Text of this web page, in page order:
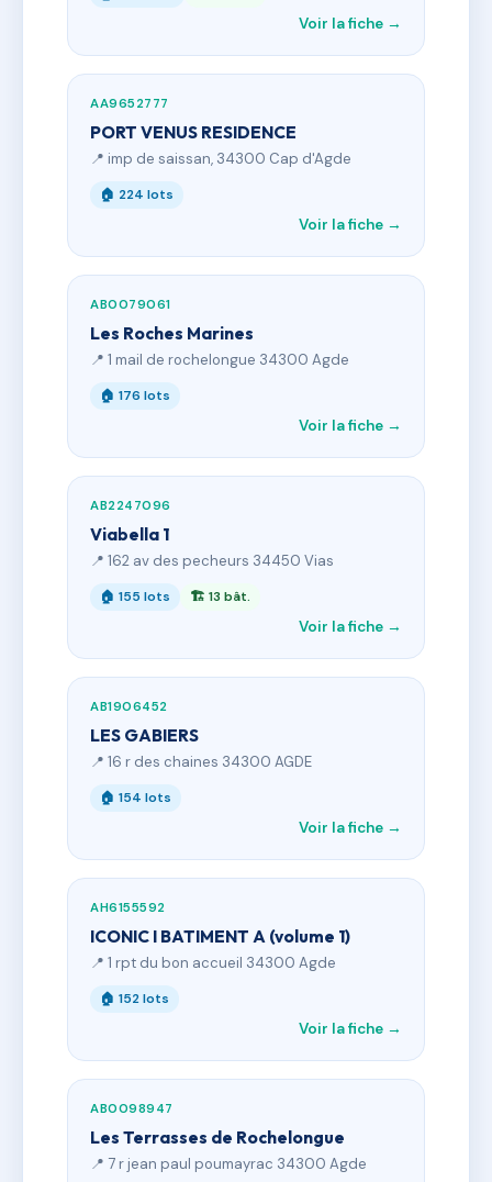
Voir la fiche →
AA9652777
PORT VENUS RESIDENCE
📍 imp de saissan, 34300 Cap d'Agde
🏠 224 lots
Voir la fiche →
AB0079061
Les Roches Marines
📍 1 mail de rochelongue 34300 Agde
🏠 176 lots
Voir la fiche →
AB2247096
Viabella 1
📍 162 av des pecheurs 34450 Vias
🏠 155 lots 🏗 13 bât.
Voir la fiche →
AB1906452
LES GABIERS
📍 16 r des chaines 34300 AGDE
🏠 154 lots
Voir la fiche →
AH6155592
ICONIC I BATIMENT A (volume 1)
📍 1 rpt du bon accueil 34300 Agde
🏠 152 lots
Voir la fiche →
AB0098947
Les Terrasses de Rochelongue
📍 7 r jean paul poumayrac 34300 Agde